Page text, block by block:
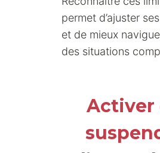
permet d’ajuster
et de mieux
des situations
Activer